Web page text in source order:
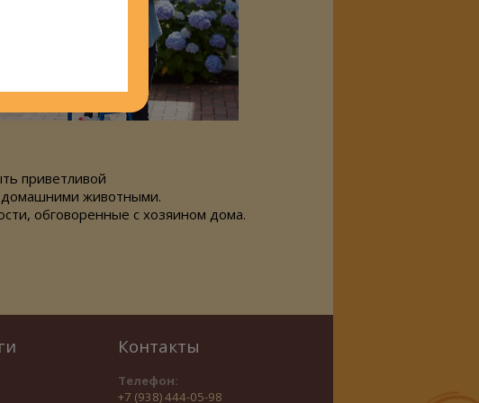
приветливой
домашними животными.
обговоренные с хозяином дома.
Контакты
Телефон:
+7 (938) 444-05-98